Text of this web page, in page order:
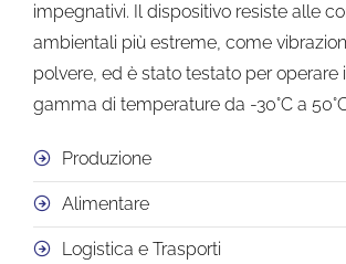
impegnativi. Il dispositivo resiste alle
ambientali più estreme, come
polvere, ed è stato testato per operare
gamma di temperature da -30°C a
Produzione
Alimentare
Logistica e Trasporti